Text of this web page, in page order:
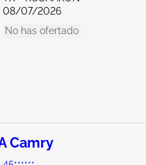
08/07/2026
No has ofertado
Camry